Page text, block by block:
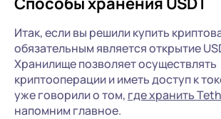
Итак, если вы решили купить
обязательным является открытие
Хранилище позволяет осуществлять
криптооперации и иметь доступ к
уже говорили о том, где хранить
напомним главное.